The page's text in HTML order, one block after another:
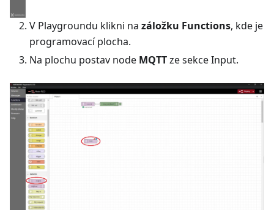
V Playgroundu klikni na záložku Functions, kde je
programovací plocha.
Na plochu postav node MQTTze sekce Input.